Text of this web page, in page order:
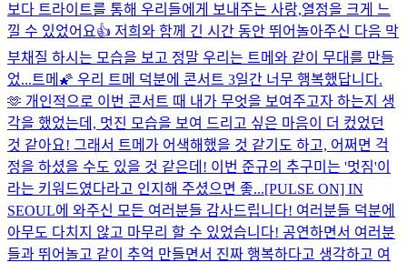
보다 트라이트를 통해 우리들에게 보내주는 사랑,열정을 크게 느
낄 수 있었어요👍 저희와 함께 긴 시간 동안 뛰어놀아주신 다음 막
부채질 하시는 모습을 보고 정말 우리는 트메와 같이 무대를 만들
었...트메🌠 우리 트메 덕분에 콘서트 3일간 너무 행복했답니다.
🫶 개인적으로 이번 콘서트 때 내가 무엇을 보여주고자 하는지 생
각을 했었는데, 멋진 모습을 보여 드리고 싶은 마음이 더 컸었던
것 같아요! 그래서 트메가 어색해했을 것 같기도 하고, 어쩌면 걱
정을 하셨을 수도 있을 것 같은데! 이번 준규의 추구미는 '멋짐'이
라는 키워드였다라고 인지해 주셨으면 좋...[PULSE ON] IN
SEOUL에 와주신 모든 여러분들 감사드립니다! 여러분들 덕분에
아무도 다치지 않고 마무리 할 수 있었습니다! 공연하면서 여러분
들과 뛰어놀고 같이 추억 만들면서 진짜 행복하다고 생각하고 여